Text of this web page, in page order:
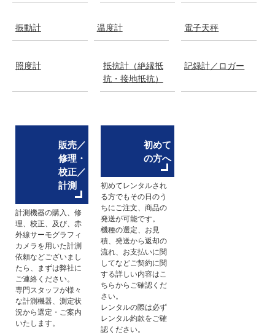
振動計 温度計 電子天秤
照度計
抵抗計（絶縁抵
抗・接地抵抗）
記録計／ロガー
販売／
修理・
校正／
計測
計測機器の購入、修
理、校正、及び、赤
外線サーモグラフィ
カメラを用いた計測
依頼などございまし
たら、まずは弊社に
ご連絡ください。
専門スタッフが様々
な計測機器、測定状
況から選定・ご案内
いたします。
初めて
の方へ
初めてレンタルされ
る方でもその日のう
ちにご注文、商品の
発送が可能です。
機種の選定、お見
積、発送から返却の
流れ、お支払いに関
してなどご契約に関
する詳しい内容はこ
ちらからご確認くだ
さい。
レンタルの際は必ず
レンタル約款をご確
認ください。